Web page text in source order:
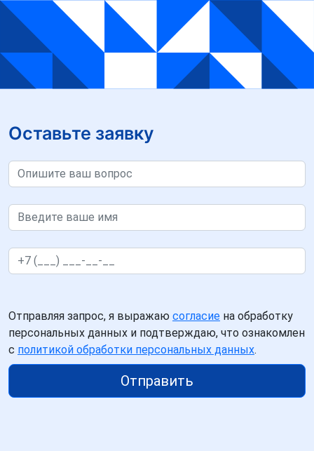
Оставьте заявку
Отправляя запрос, я выражаю согласие на обработку
персональных данных и подтверждаю, что ознакомлен
с политикой обработки персональных данных.
Отправить